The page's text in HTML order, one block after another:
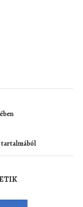
tartalmából